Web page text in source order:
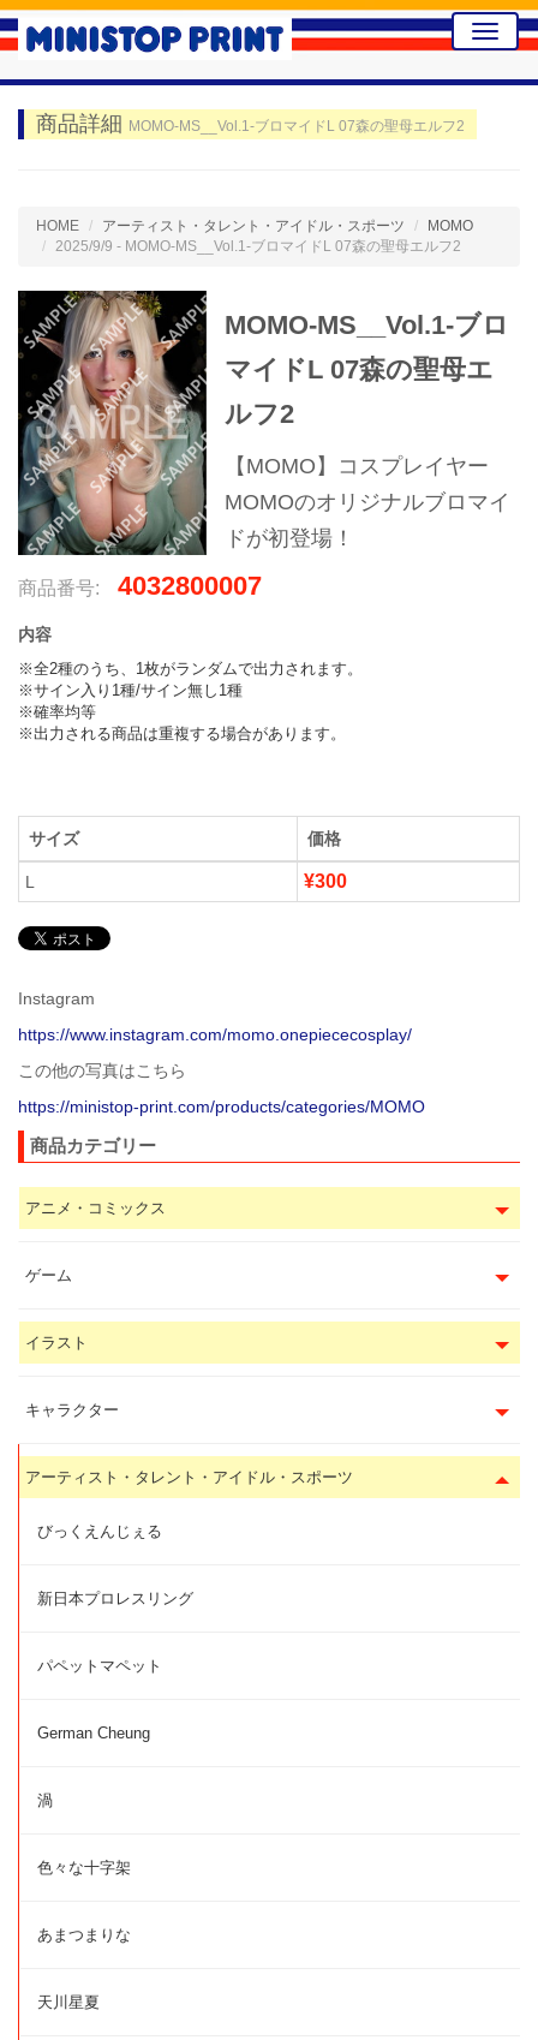
Toggle
商品詳細 MOMO-MS__Vol.1-ブロマイドL 07森の聖母エルフ2
HOME アーティスト・タレント・アイドル・スポーツ
MOMO
2025/9/9 - MOMO-MS__Vol.1-ブロマイドL 07森の聖母エルフ2
MOMO-MS__Vol.1-ブロ
マイドL 07森の聖母エ
ルフ2
【MOMO】コスプレイヤー
MOMOのオリジナルブロマイ
ドが初登場！
商品番号: 4032800007
内容
※全2種のうち、1枚がランダムで出力されます。
※サイン入り1種/サイン無し1種
※確率均等
※出力される商品は重複する場合があります。
サイズ 価格
L ¥300
Instagram
https://www.instagram.com/momo.onepiececosplay/
この他の写真はこちら
https://ministop-print.com/products/categories/MOMO
商品カテゴリー
アニメ・コミックス
ゲーム
イラスト
キャラクター
アーティスト・タレント・アイドル・スポーツ
びっくえんじぇる
新日本プロレスリング
パペットマペット
German Cheung
渦
色々な十字架
あまつまりな
天川星夏